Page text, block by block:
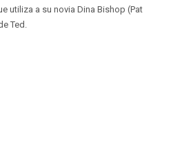
utiliza a su novia Dina Bishop (Pat
Ted.